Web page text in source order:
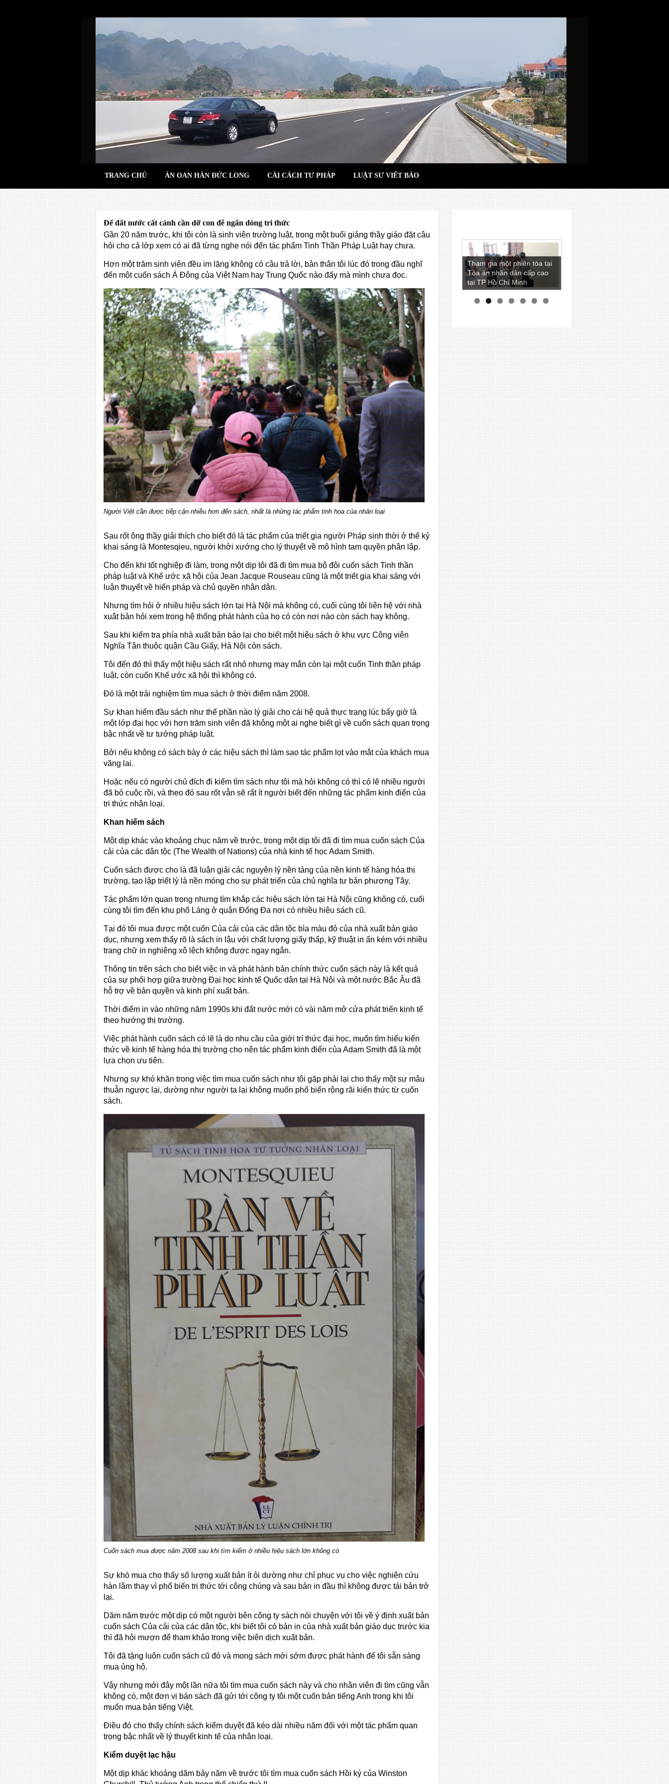
TRANG CHỦ ÁN OAN HÀN ĐỨC LONG CẢI CÁCH TƯ PHÁP LUẬT SƯ VIẾT BÁO
Để đất nước cất cánh cần dỡ con đê ngăn dòng tri thức
Gần 20 năm trước, khi tôi còn là sinh viên trường luật, trong một buổi giảng thầy giáo đặt câu
hỏi cho cả lớp xem có ai đã từng nghe nói đến tác phẩm Tinh Thần Pháp Luật hay chưa.
Hơn một trăm sinh viên đều im lặng không có câu trả lời, bản thân tôi lúc đó trong đầu nghĩ
đến một cuốn sách Á Đông của Việt Nam hay Trung Quốc nào đấy mà mình chưa đọc.
Người Việt cần được tiếp cận nhiều hơn đến sách, nhất là những tác phẩm tinh hoa của nhân loại
Sau rốt ông thầy giải thích cho biết đó là tác phẩm của triết gia người Pháp sinh thời ở thế kỷ
khai sáng là Montesqieu, người khởi xướng cho lý thuyết về mô hình tam quyền phân lập.
Cho đến khi tốt nghiệp đi làm, trong một dịp tôi đã đi tìm mua bộ đôi cuốn sách Tinh thần
pháp luật và Khế ước xã hội của Jean Jacque Rouseau cũng là một triết gia khai sáng với
luận thuyết về hiến pháp và chủ quyền nhân dân.
Nhưng tìm hỏi ở nhiều hiệu sách lớn tại Hà Nội mà không có, cuối cùng tôi liên hệ với nhà
xuât bản hỏi xem trong hệ thống phát hành của họ có còn nơi nào còn sách hay không.
Sau khi kiểm tra phía nhà xuất bản báo lại cho biết một hiệu sách ở khu vực Công viên
Nghĩa Tân thuộc quận Cầu Giấy, Hà Nội còn sách.
Tôi đến đó thì thấy một hiệu sách rất nhỏ nhưng may mắn còn lại một cuốn Tinh thần pháp
luật, còn cuốn Khế ước xã hội thì không có.
Đó là một trải nghiệm tìm mua sách ở thời điểm năm 2008.
Sự khan hiếm đầu sách như thế phần nào lý giải cho cái hệ quả thực trạng lúc bấy giờ là
một lớp đại học với hơn trăm sinh viên đã không một ai nghe biết gì về cuốn sách quan trọng
bậc nhất về tư tưởng pháp luật.
Bởi nếu không có sách bày ở các hiệu sách thì làm sao tác phẩm lọt vào mắt của khách mua
vãng lai.
Hoặc nếu có người chủ đích đi kiếm tìm sách như tôi mà hỏi không có thì có lẽ nhiều người
đã bỏ cuộc rồi, và theo đó sau rốt vẫn sẽ rất ít người biết đến những tác phẩm kinh điển của
tri thức nhân loại.
Khan hiếm sách
Một dịp khác vào khoảng chục năm về trước, trong một dịp tôi đã đi tìm mua cuốn sách Của
cải của các dân tộc (The Wealth of Nations) của nhà kinh tế học Adam Smith.
Cuốn sách được cho là đã luận giải các nguyên lý nền tảng của nền kinh tế hàng hóa thị
trường, tạo lập triết lý là nền móng cho sự phát triển của chủ nghĩa tư bản phương Tây.
Tác phẩm lớn quan trọng nhưng tìm khắp các hiệu sách lớn tại Hà Nội cũng không có, cuối
cùng tôi tìm đến khu phố Láng ở quận Đống Đa nơi có nhiều hiệu sách cũ.
Tại đó tôi mua được một cuốn Của cải của các dân tộc bìa màu đỏ của nhà xuất bản giáo
dục, nhưng xem thấy rõ là sách in lậu với chất lượng giấy thấp, kỹ thuật in ấn kém với nhiều
trang chữ in nghiêng xô lệch không được ngay ngắn.
Thông tin trên sách cho biết việc in và phát hành bản chính thức cuốn sách này là kết quả
của sự phối hợp giữa trường Đại học kinh tế Quốc dân tại Hà Nội và một nước Bắc Âu đã
hỗ trợ về bản quyền và kinh phí xuất bản.
Thời điểm in vào những năm 1990s khi đất nước mới có vài năm mở cửa phát triển kinh tế
theo hướng thị trường.
Việc phát hành cuốn sách có lẽ là do nhu cầu của giới trí thức đại học, muốn tìm hiểu kiến
thức về kinh tế hàng hóa thị trường cho nên tác phẩm kinh điển của Adam Smith đã là một
lựa chọn ưu tiên.
Nhưng sự khó khăn trong việc tìm mua cuốn sách như tôi gặp phải lại cho thấy một sự mâu
thuẫn ngược lại, dường như người ta lại không muốn phổ biến rộng rãi kiến thức từ cuốn
sách.
Cuốn sách mua được năm 2008 sau khi tìm kiếm ở nhiều hiệu sách lớn không có
Sự khó mua cho thấy số lượng xuất bản ít ỏi dường như chỉ phục vụ cho việc nghiên cứu
hàn lâm thay vì phổ biến tri thức tới công chúng và sau bản in đầu thì không được tái bản trở
lại.
Dăm năm trước một dịp có một người bên công ty sách nói chuyện với tôi về ý định xuất bản
cuốn sách Của cải của các dân tộc, khi biết tôi có bản in của nhà xuất bản giáo dục trước kia
thì đã hỏi mượn để tham khảo trong việc biên dịch xuất bản.
Tôi đã tặng luôn cuốn sách cũ đó và mong sách mới sớm được phát hành để tôi sẵn sàng
mua ủng hộ.
Vậy nhưng mới đây một lần nữa tôi tìm mua cuốn sách này và cho nhân viên đi tìm cũng vẫn
không có, một đơn vị bán sách đã gửi tới công ty tôi một cuốn bản tiếng Anh trong khi tôi
muốn mua bản tiếng Việt.
Điều đó cho thấy chính sách kiểm duyệt đã kéo dài nhiều năm đối với một tác phẩm quan
trọng bậc nhất về lý thuyết kinh tế của nhân loại.
Kiểm duyệt lạc hậu
Một dịp khác khoảng dăm bảy năm về trước tôi tìm mua cuốn sách Hồi ký của Winston
Tham gia một phiên tòa tại
Tòa án nhân dân cấp cao
tại TP Hồ Chí Minh
Luật sư Ngô Ngọc Trai còn
là một nhà báo viết nhiều
bài phân tích các vấn đề
pháp lý